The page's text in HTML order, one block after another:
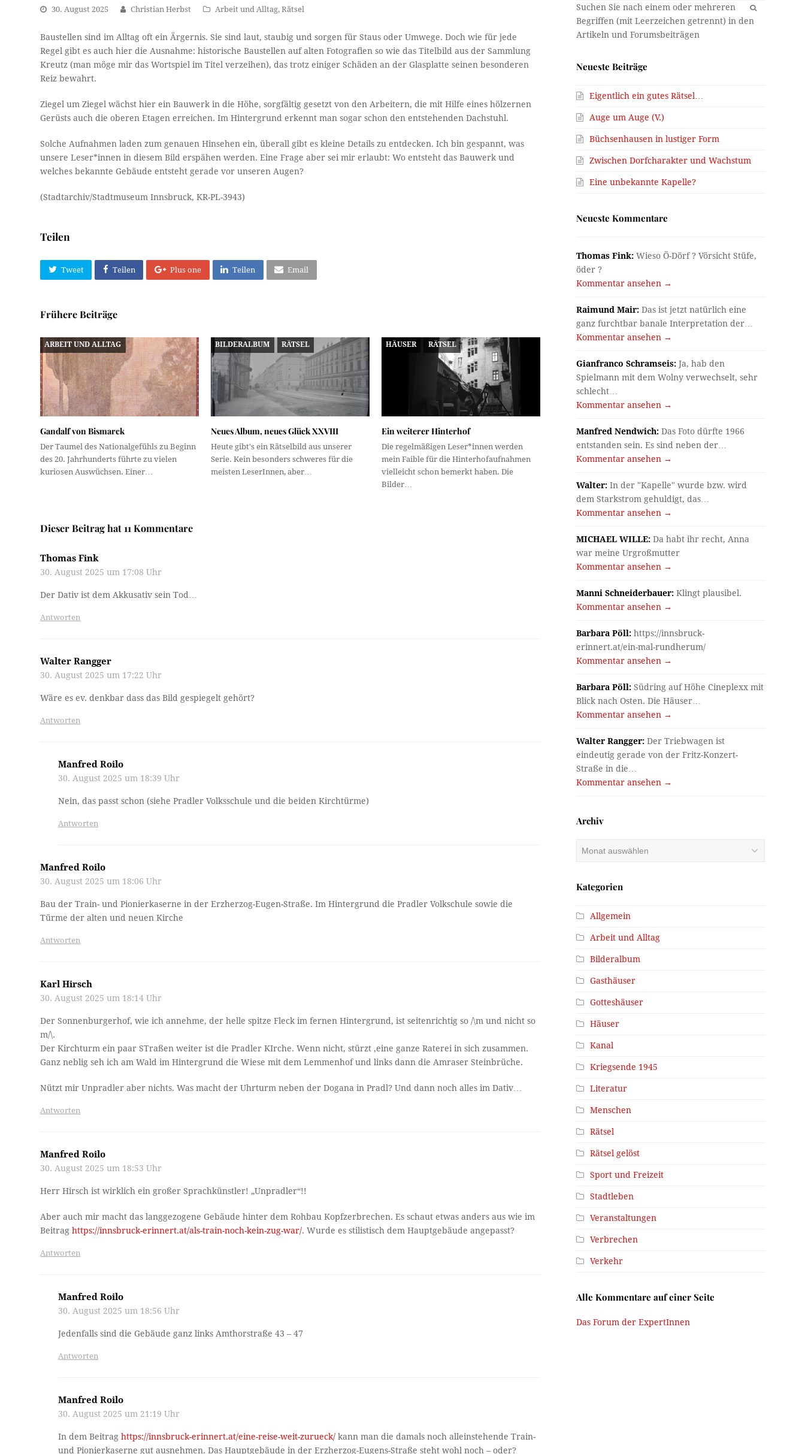
30. August 2025 Christian Herbst Arbeit und Alltag,Rätsel
Baustellen sind im Alltag oft ein Ärgernis. Sie sind laut, staubig und sorgen für Staus oder Umwege. Doch wie für jede
Regel gibt es auch hier die Ausnahme: historische Baustellen auf alten Fotografien so wie das Titelbild aus der Sammlung
Kreutz (man möge mir das Wortspiel im Titel verzeihen), das trotz einiger Schäden an der Glasplatte seinen besonderen
Reiz bewahrt.
Ziegel um Ziegel wächst hier ein Bauwerk in die Höhe, sorgfältig gesetzt von den Arbeitern, die mit Hilfe eines hölzernen
Gerüsts auch die oberen Etagen erreichen. Im Hintergrund erkennt man sogar schon den entstehenden Dachstuhl.
Solche Aufnahmen laden zum genauen Hinsehen ein, überall gibt es kleine Details zu entdecken. Ich bin gespannt, was
unsere Leser*innen in diesem Bild erspähen werden. Eine Frage aber sei mir erlaubt: Wo entsteht das Bauwerk und
welches bekannte Gebäude entsteht gerade vor unseren Augen?
(Stadtarchiv/Stadtmuseum Innsbruck, KR-PL-3943)
Teilen
Tweet Teilen Plus one Teilen Email
Frühere Beiträge
ARBEIT UND ALLTAG
Gandalf von Bismarck
Der Taumel des Nationalgefühls zu Beginn
des 20. Jahrhunderts führte zu vielen
kuriosen Auswüchsen. Einer…
BILDERALBUM RÄTSEL
Neues Album, neues Glück XXVIII
Heute gibt's ein Rätselbild aus unserer
Serie. Kein besonders schweres für die
meisten LeserInnen, aber…
HÄUSER RÄTSEL
Ein weiterer Hinterhof
Die regelmäßigen Leser*innen werden
mein Faible für die Hinterhofaufnahmen
vielleicht schon bemerkt haben. Die
Bilder…
Dieser Beitrag hat 11 Kommentare
Thomas Fink
30. August 2025 um 17:08 Uhr
Der Dativ ist dem Akkusativ sein Tod…
Antworten
Walter Rangger
30. August 2025 um 17:22 Uhr
Wäre es ev. denkbar dass das Bild gespiegelt gehört?
Antworten
Manfred Roilo
30. August 2025 um 18:39 Uhr
Nein, das passt schon (siehe Pradler Volksschule und die beiden Kirchtürme)
Antworten
Manfred Roilo
30. August 2025 um 18:06 Uhr
Bau der Train- und Pionierkaserne in der Erzherzog-Eugen-Straße. Im Hintergrund die Pradler Volkschule sowie die
Türme der alten und neuen Kirche
Antworten
Karl Hirsch
30. August 2025 um 18:14 Uhr
Der Sonnenburgerhof, wie ich annehme, der helle spitze Fleck im fernen Hintergrund, ist seitenrichtig so /\m und nicht so
m/\.
Der Kirchturm ein paar STraßen weiter ist die Pradler KIrche. Wenn nicht, stürzt ,eine ganze Raterei in sich zusammen.
Ganz neblig seh ich am Wald im Hintergrund die Wiese mit dem Lemmenhof und links dann die Amraser Steinbrüche.
Nützt mir Unpradler aber nichts. Was macht der Uhrturm neben der Dogana in Pradl? Und dann noch alles im Dativ…
Antworten
Manfred Roilo
30. August 2025 um 18:53 Uhr
Herr Hirsch ist wirklich ein großer Sprachkünstler! „Unpradler“!!
Aber auch mir macht das langgezogene Gebäude hinter dem Rohbau Kopfzerbrechen. Es schaut etwas anders aus wie im
Beitraghttps://innsbruck-erinnert.at/als-train-noch-kein-zug-war/. Wurde es stilistisch dem Hauptgebäude angepasst?
Antworten
Manfred Roilo
30. August 2025 um 18:56 Uhr
Jedenfalls sind die Gebäude ganz links Amthorstraße 43 – 47
Antworten
Manfred Roilo
30. August 2025 um 21:19 Uhr
In dem Beitraghttps://innsbruck-erinnert.at/eine-reise-weit-zurueck/ kann man die damals noch alleinstehende Train-
und Pionierkaserne gut ausnehmen. Das Hauptgebäude in der Erzherzog-Eugens-Straße steht wohl noch – oder?
OK
Neueste Beiträge
Eigentlich ein gutes Rätsel…
Auge um Auge (V.)
Büchsenhausen in lustiger Form
Zwischen Dorfcharakter und Wachstum
Eine unbekannte Kapelle?
Neueste Kommentare
Thomas Fink: Wieso Ö-Dörf ? Vörsicht Stüfe,
öder ?
Kommentar ansehen →
Raimund Mair: Das ist jetzt natürlich eine
ganz furchtbar banale Interpretation der…
Kommentar ansehen →
Gianfranco Schramseis: Ja, hab den
Spielmann mit dem Wolny verwechselt, sehr
schlecht…
Kommentar ansehen →
Manfred Nendwich: Das Foto dürfte 1966
entstanden sein. Es sind neben der…
Kommentar ansehen →
Walter: In der "Kapelle" wurde bzw. wird
dem Starkstrom gehuldigt, das…
Kommentar ansehen →
MICHAEL WILLE: Da habt ihr recht, Anna
war meine Urgroßmutter
Kommentar ansehen →
Manni Schneiderbauer: Klingt plausibel.
Kommentar ansehen →
Barbara Pöll: https://innsbruck-
erinnert.at/ein-mal-rundherum/
Kommentar ansehen →
Barbara Pöll: Südring auf Höhe Cineplexx mit
Blick nach Osten. Die Häuser…
Kommentar ansehen →
Walter Rangger: Der Triebwagen ist
eindeutig gerade von der Fritz-Konzert-
Straße in die…
Kommentar ansehen →
Archiv
Kategorien
Allgemein
Arbeit und Alltag
Bilderalbum
Gasthäuser
Gotteshäuser
Häuser
Kanal
Kriegsende 1945
Literatur
Menschen
Rätsel
Rätsel gelöst
Sport und Freizeit
Stadtleben
Veranstaltungen
Verbrechen
Verkehr
Alle Kommentare auf einer Seite
Das Forum der ExpertInnen